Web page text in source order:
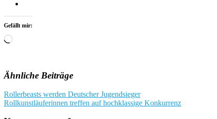
Gefällt mir:
Wird
Ähnliche Beiträge
Beitragsnavigation
Rollerbeasts werden Deutscher Jugendsieger
Rollkunstläuferinnen treffen auf hochklassige Konkurrenz